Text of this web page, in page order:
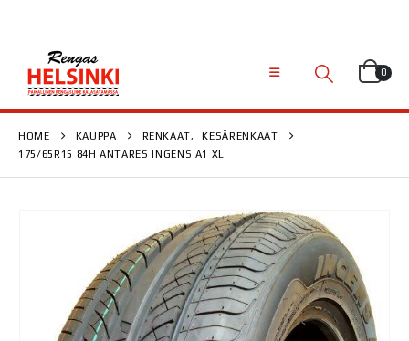
0
HOME KAUPPA RENKAAT,
KESÄRENKAAT
175/65R15 84H ANTARES INGENS A1 XL